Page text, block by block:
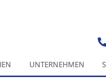
UNTERNEHMEN